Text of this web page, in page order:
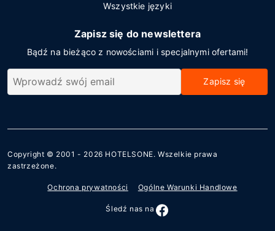
Wszystkie języki
Zapisz się do newslettera
Bądź na bieżąco z nowościami i specjalnymi ofertami!
Zapisz się
Copyright © 2001 - 2026 HOTELSONE. Wszelkie prawa
zastrzeżone.
Ochrona prywatności Ogólne Warunki Handlowe
Śledź nas na